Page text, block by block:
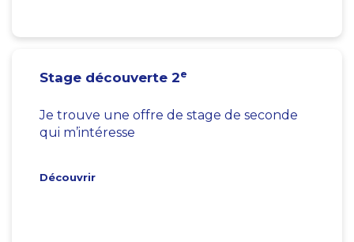
Stage découverte 2e
Je trouve une offre de stage de seconde
qui m’intéresse
Découvrir